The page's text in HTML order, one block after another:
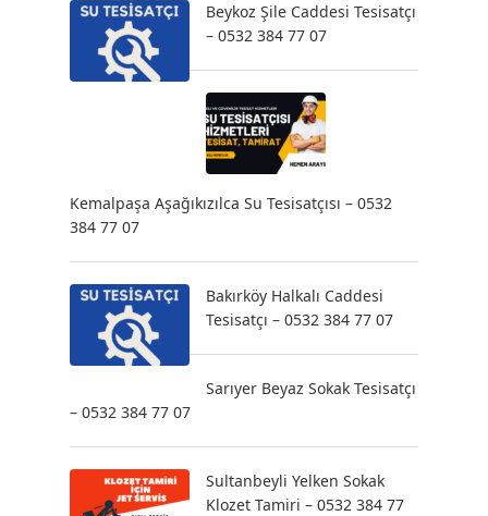
Beykoz Şile Caddesi Tesisatçı
– 0532 384 77 07
Kemalpaşa Aşağıkızılca Su Tesisatçısı – 0532
384 77 07
Bakırköy Halkalı Caddesi
Tesisatçı – 0532 384 77 07
Sarıyer Beyaz Sokak Tesisatçı
– 0532 384 77 07
Sultanbeyli Yelken Sokak
Klozet Tamiri – 0532 384 77